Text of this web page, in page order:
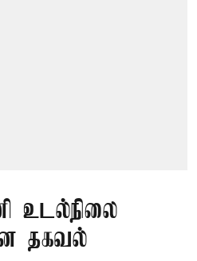
உடல்நிலை
தகவல்